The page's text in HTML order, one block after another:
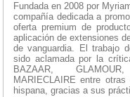
Fundada en 2008 por
compañía dedicada a
oferta premium de
aplicación de extensiones
de vanguardia. El trabajo
sido aclamada por la
BAZAAR,
MARIECLAIRE entre
hispana, gracias a sus